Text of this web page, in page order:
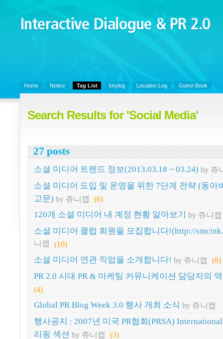
Interactive Dialogue &
PR 2.0
Home Notice Tag List keylog Location Log Guest Book
Search Results for 'Social Media'
27 posts
소셜 미디어 트렌드 정보(2013.03.18 ~ 03.24) by 쥬
소셜 미디어 도입 및 운영을 위한 7단계 전략 (동아
고문) by 쥬니캡 (6)
120개 소셜 미디어 내 계정 현황 알아보기 by 쥬니캡
소셜 미디어 클럽 회원을 모집합니다!(http://
니캡
(10)
소셜 미디어 연관 직업을 소개합니다! by 쥬니캡 (8)
PR 2.0 시대 PR & 마케팅 커뮤니케이션 담당자의
(4)
Global PR Blog Week 3.0 행사 개최 소식 by 쥬니캡
행사공지 : 2007년 미국 PR협회(PRSA)
리핑 섹션 by 쥬니캡 (3)